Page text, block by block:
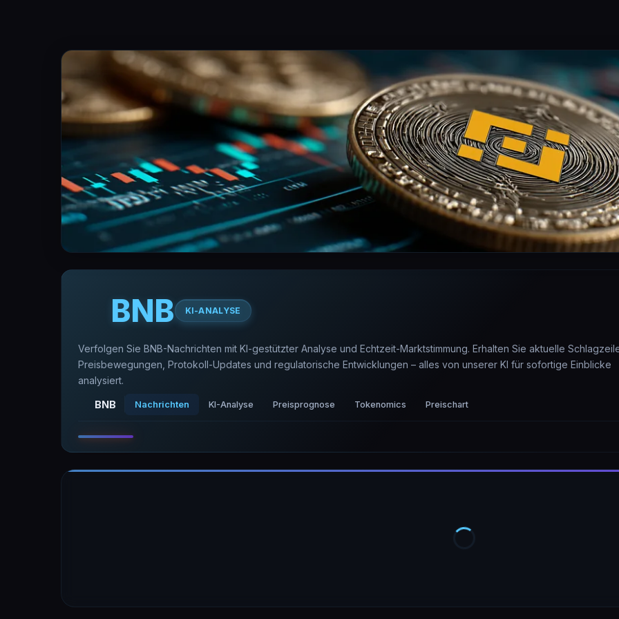
BNB KI-ANALYSE
Verfolgen Sie BNB-Nachrichten mit KI-gestützter Analyse und Echtzeit-Marktstimmung. Erhalten Sie aktuelle
Preisbewegungen, Protokoll-Updates und regulatorische Entwicklungen – alles von unserer KI für sofortige Einblicke
analysiert.
BNB Nachrichten KI-Analyse Preisprognose Tokenomics Preischart